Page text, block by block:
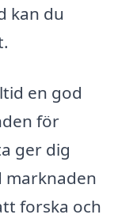
kan du
en god
för
ger dig
marknaden
forska och